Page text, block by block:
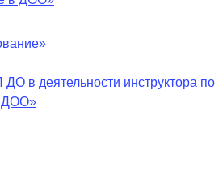
в деятельности инструктора по
ДОО»